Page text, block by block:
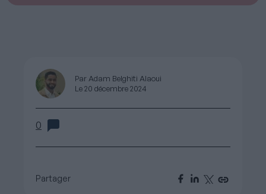
Par Adam Belghiti Alaoui
Le 20 décembre 2024
0
Partager